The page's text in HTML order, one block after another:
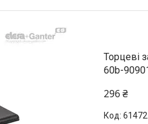
Торцеві
60b-
296 ₴